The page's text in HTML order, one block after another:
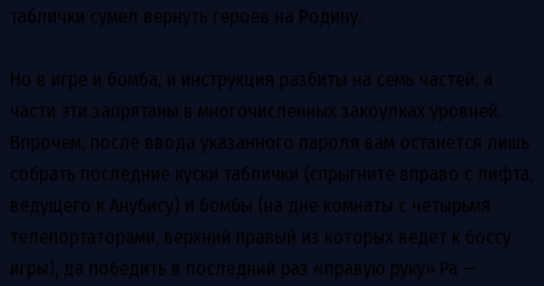
таблички сумел вернуть героев на Родину.
Но в игре и бомба, и инструкция разбиты на семь частей, а
части эти запрятаны в многочисленных закоулках уровней.
Впрочем, после ввода указанного пароля вам останется лишь
собрать последние куски таблички (спрыгните вправо с лифта,
ведущего к Анубису) и бомбы (на дне комнаты с четырьмя
телепортаторами, верхний правый из которых ведет к боссу
игры), да победить в последний раз «правую руку» Ра —